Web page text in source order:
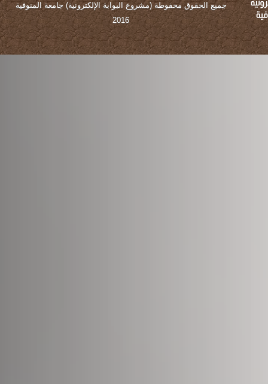
جميع الحقوق محفوطة (مشروع البوابة الإلكترونية) جامعة المنوفية
2016